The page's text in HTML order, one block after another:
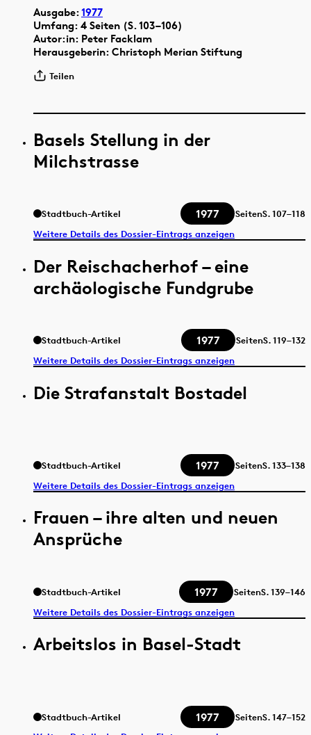
Ausgabe:1977
Umfang: 4 Seiten (S. 103–106)
Autor:in: Peter Facklam
Herausgeberin: Christoph Merian Stiftung
Teilen
Basels Stellung in der
Milchstrasse
Stadtbuch-Artikel 1977 SeitenS.107–118
Weitere Details des Dossier-Eintrags anzeigen
Der Reischacherhof – eine
archäologische Fundgrube
Stadtbuch-Artikel 1977 SeitenS.119–132
Weitere Details des Dossier-Eintrags anzeigen
Die Strafanstalt Bostadel
Stadtbuch-Artikel 1977 SeitenS.133–138
Weitere Details des Dossier-Eintrags anzeigen
Frauen – ihre alten und neuen
Ansprüche
Stadtbuch-Artikel 1977 SeitenS.139–146
Weitere Details des Dossier-Eintrags anzeigen
Arbeitslos in Basel-Stadt
Stadtbuch-Artikel 1977 SeitenS.147–152